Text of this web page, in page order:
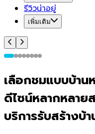
รีวิวน่าอยู่
เพิ่มเติม
เลือกชมแบบบ้าน
ดีไซน์หลากหลา
บริการรับสร้างบ้